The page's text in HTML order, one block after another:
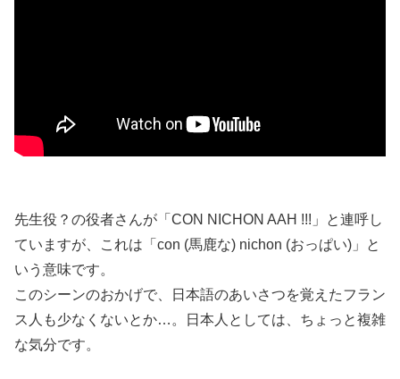
先生役？の役者さんが「CON NICHON AAH !!!」と連呼し
ていますが、これは「con (馬鹿な) nichon (おっぱい)」と
いう意味です。
このシーンのおかげで、日本語のあいさつを覚えたフラン
ス人も少なくないとか…。日本人としては、ちょっと複雑
な気分です。